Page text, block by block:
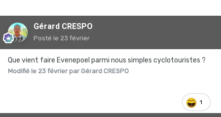
connaître, par exemple, la différence entre 54x13, 50x12
et 46x11 (des 3, c'est le 46x11 qui tire le plus long) mais
imaginent que c'est plus valorisant de mettre un 54 et
qu'ils pédaleront dans le vide avec un 46...
Bref (façon de parler, je suis très disert
Gérard CRESPO
Posté le 23 février
Que vient faire Evenepoel parmi nous simples cyclotouristes ?
Modifié le 23 février par Gérard CRESPO
1